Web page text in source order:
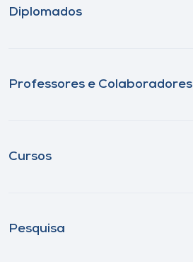
Diplomados
Professores e Colaboradores
Cursos
Pesquisa